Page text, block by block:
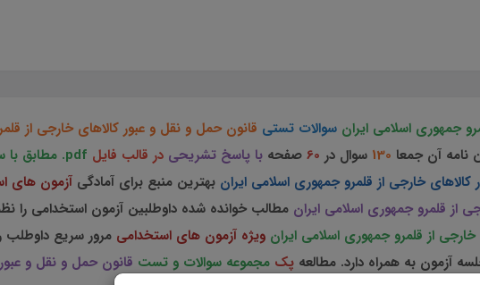
جمهوری اسلامی ايران سوالات تستی قانون حمل و نقل و عبور كالاهای خارجی از
نامه آن جمعا 130 سوال در 60 صفحه با پاسخ تشریحی در قالب فایل pdf. مطابق
خارجی از قلمرو جمهوری اسلامی ايران بهترین منبع برای آمادگی آزمون های
از قلمرو جمهوری اسلامی ايران مطالب خوانده شده داوطلبین آزمون استخدامی
از قلمرو جمهوری اسلامی ايران ویژه آزمون های استخدامی مرور سریع
آزمون به همراه دارد. مطالعه پک مجموعه سوالات و تست قانون حمل و نقل و